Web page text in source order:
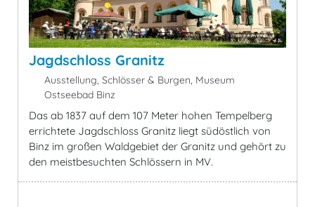
Jagdschloss Granitz
Ausstellung, Schlösser & Burgen, Museum
Ostseebad Binz
Das ab 1837 auf dem 107 Meter hohen Tempelberg
errichtete Jagdschloss Granitz liegt südöstlich von
Binz im großen Waldgebiet der Granitz und gehört zu
den meistbesuchten Schlössern in MV.